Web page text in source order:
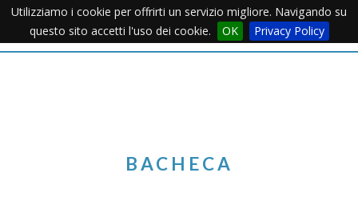
Utilizziamo i cookie per offrirti un servizio migliore. Navigando su
questo sito accetti l'uso dei cookie.
OK Privacy PolicyMenu
BACHECA